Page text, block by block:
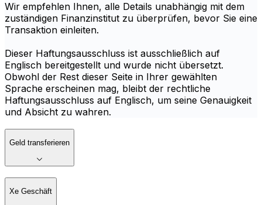
Wir empfehlen Ihnen, alle Details unabhängig mit dem
zuständigen Finanzinstitut zu überprüfen, bevor Sie eine
Transaktion einleiten.
Dieser Haftungsausschluss ist ausschließlich auf
Englisch bereitgestellt und wurde nicht übersetzt.
Obwohl der Rest dieser Seite in Ihrer gewählten
Sprache erscheinen mag, bleibt der rechtliche
Haftungsausschluss auf Englisch, um seine Genauigkeit
und Absicht zu wahren.
Geld transferieren
Xe Geschäft